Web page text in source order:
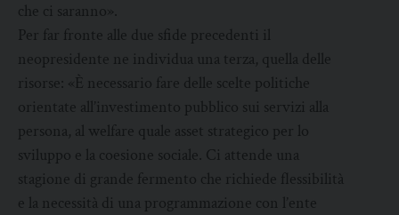
che ci saranno».
Per far fronte alle due sfide precedenti il
neopresidente ne individua una terza, quella delle
risorse: «È necessario fare delle scelte politiche
orientate all’investimento pubblico sui servizi alla
persona, al welfare quale asset strategico per lo
sviluppo e la coesione sociale. Ci attende una
stagione di grande fermento che richiede flessibilità
e la necessità di una programmazione con l’ente